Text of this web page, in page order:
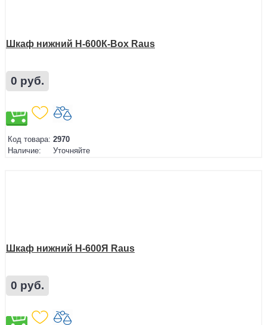
Шкаф нижний Н-600К-Box Raus
0 руб.
Код товара: 2970
Наличие:
Уточняйте
Шкаф нижний Н-600Я Raus
0 руб.